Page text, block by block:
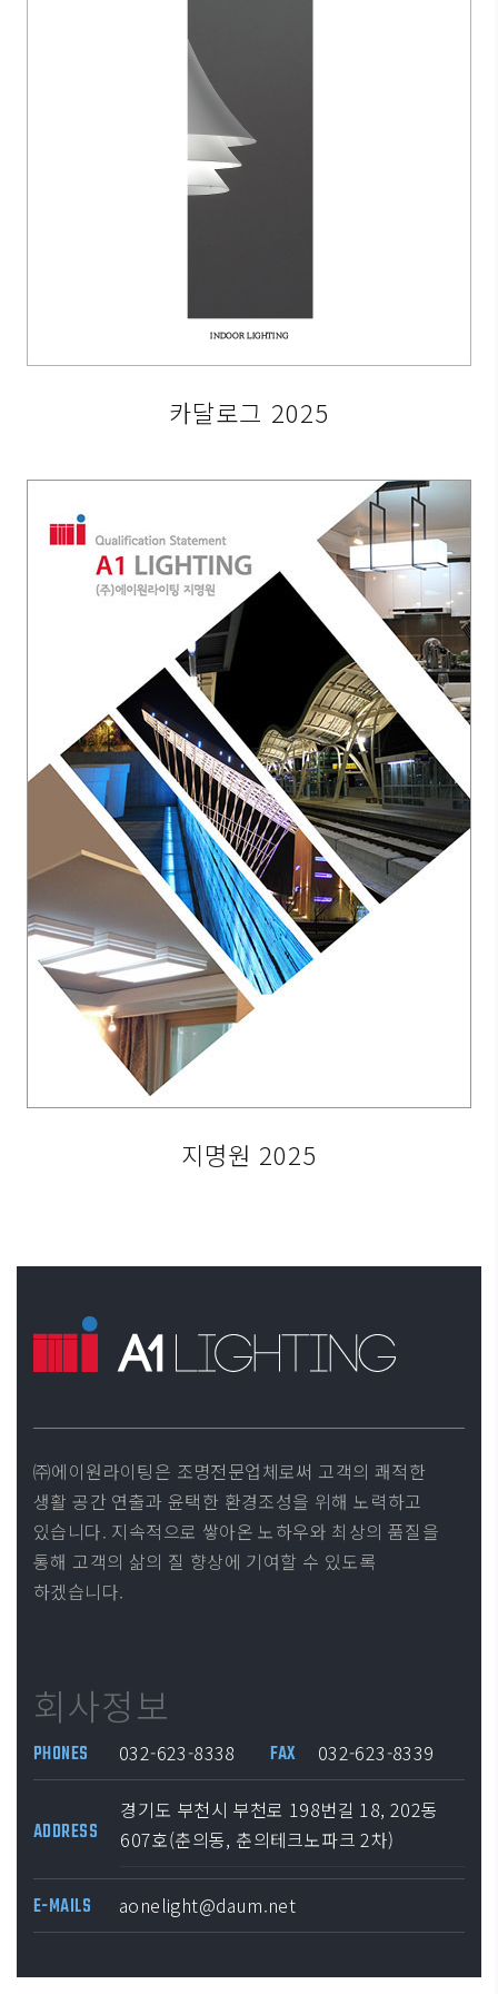
카달로그 2025
지명원 2025
㈜에이원라이팅은 조명전문업체로써 고객의 쾌적한
생활 공간 연출과 윤택한 환경조성을 위해 노력하고
있습니다. 지속적으로 쌓아온 노하우와 최상의 품질을
통해 고객의 삶의 질 향상에 기여할 수 있도록
하겠습니다.
회사정보
PHONES 032-623-8338 FAX 032-623-8339
ADDRESS
경기도 부천시 부천로 198번길 18, 202동
607호(춘의동, 춘의테크노파크 2차)
E-MAILS aonelight@daum.net